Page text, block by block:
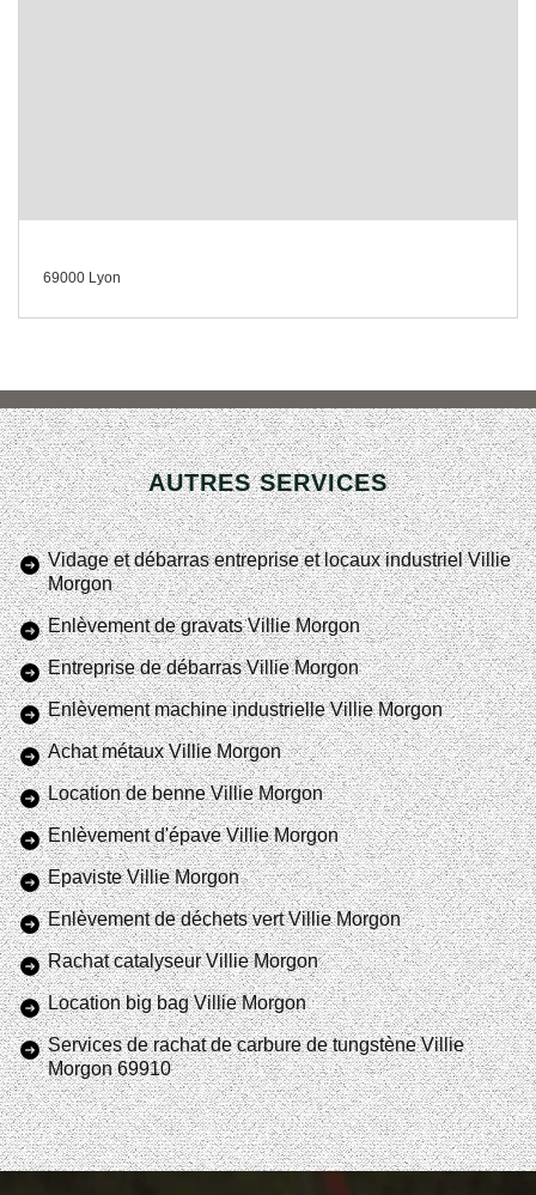
69000 Lyon
AUTRES SERVICES
Vidage et débarras entreprise et locaux industriel Villie
Morgon
Enlèvement de gravats Villie Morgon
Entreprise de débarras Villie Morgon
Enlèvement machine industrielle Villie Morgon
Achat métaux Villie Morgon
Location de benne Villie Morgon
Enlèvement d'épave Villie Morgon
Epaviste Villie Morgon
Enlèvement de déchets vert Villie Morgon
Rachat catalyseur Villie Morgon
Location big bag Villie Morgon
Services de rachat de carbure de tungstène Villie
Morgon 69910